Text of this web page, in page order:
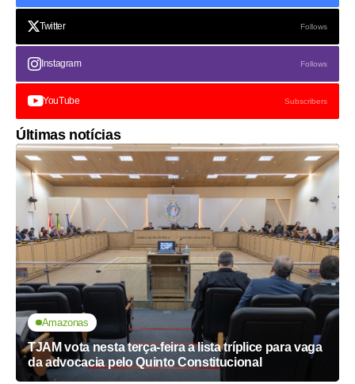
Twitter Follows
Instagram Follows
YouTube Subscribers
Últimas notícias
Amazonas
TJAM vota nesta terça-feira a lista tríplice para vaga
da advocacia pelo Quinto Constitucional